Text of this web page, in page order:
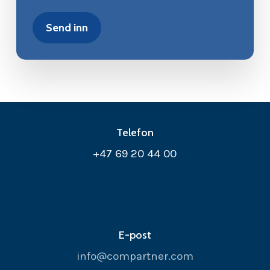
Telefon
+47 69 20 44 00
E-post
info@compartner.com